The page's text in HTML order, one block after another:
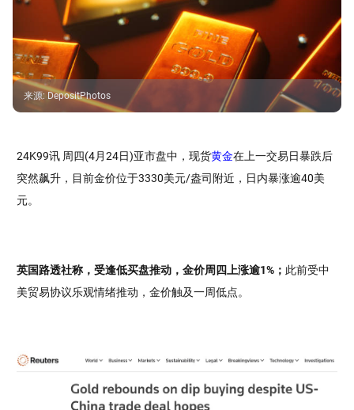
来源:DepositPhotos
24K99讯 周四(4月24日)亚市盘中，现货黄金在上一交易日暴跌后
突然飙升，目前金价位于3330美元/盎司附近，日内暴涨逾40美
元。
英国路透社称，受逢低买盘推动，金价周四上涨逾1%； 此前受中
美贸易协议乐观情绪推动，金价触及一周低点。